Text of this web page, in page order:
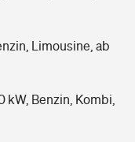
Limousine, ab
kW, Benzin, Kombi,